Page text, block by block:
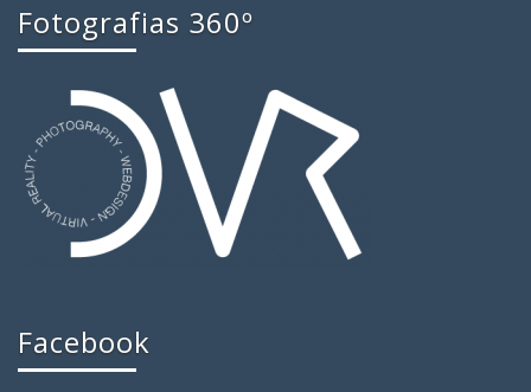
Fotografias 360º
Facebook